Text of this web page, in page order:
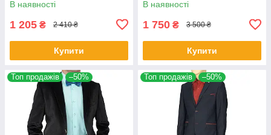
В наявності
1 205 ₴ 2 410 ₴
Купити
В наявності
1 750 ₴ 3 500 ₴
Купити
Топ продажів –50% Топ продажів –50%